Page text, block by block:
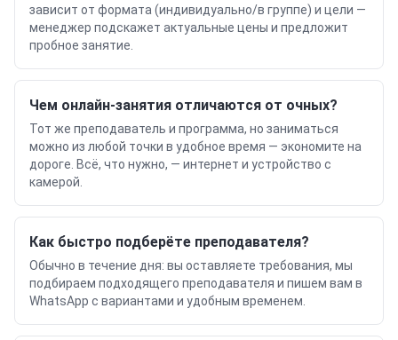
зависит от формата (индивидуально/в группе) и цели —
менеджер подскажет актуальные цены и предложит
пробное занятие.
Чем онлайн-занятия отличаются от очных?
Тот же преподаватель и программа, но заниматься
можно из любой точки в удобное время — экономите на
дороге. Всё, что нужно, — интернет и устройство с
камерой.
Как быстро подберёте преподавателя?
Обычно в течение дня: вы оставляете требования, мы
подбираем подходящего преподавателя и пишем вам в
WhatsApp с вариантами и удобным временем.